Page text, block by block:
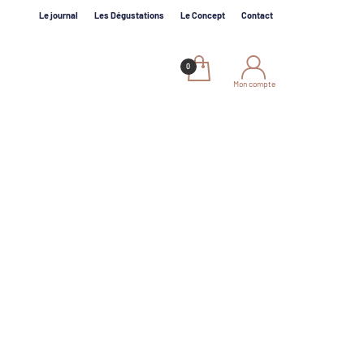
Le journal Les Dégustations Le Concept Contact
Mon compte